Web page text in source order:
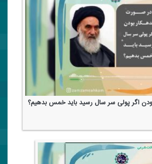
اگر پولی سر سال رسید باید خمس بدهیم؟